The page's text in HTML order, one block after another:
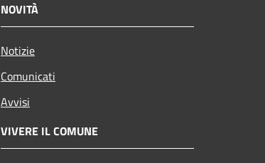
NOVITÀ
Notizie
Comunicati
Avvisi
VIVERE IL COMUNE